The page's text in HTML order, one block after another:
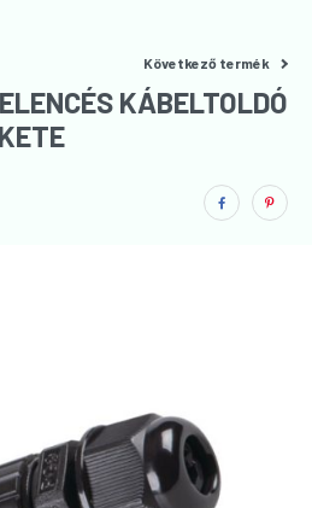
Következő termék
KÁBELTOLDÓ